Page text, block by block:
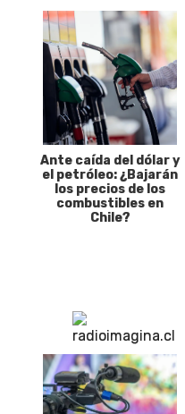
Ante caída del dólar y
el petróleo: ¿Bajarán
los precios de los
combustibles en
Chile?